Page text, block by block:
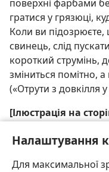
Налаштування
Для максимальної
поверхні фарбами
гратися у грязюці,
Коли ви підозрюєте,
свинець, слід
короткий струмінь,
зміниться помітно,
(«Отрути з довкілля
[Ілюстрація на
Найбільше
маленькі діти.